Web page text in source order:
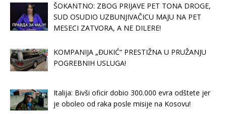
ŠOKANTNO: ZBOG PRIJAVE PET TONA DROGE,
SUD OSUDIO UZBUNJIVAČICU MAJU NA PET
MESECI ZATVORA, A NE DILERE!
KOMPANIJA „ĐUKIĆ“ PRESTIŽNA U PRUŽANJU
POGREBNIH USLUGA!
Italija: Bivši oficir dobio 300.000 evra odštete jer
je oboleo od raka posle misije na Kosovu!